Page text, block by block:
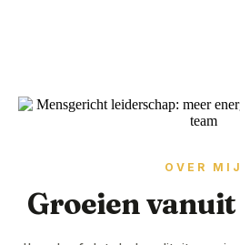
OVER MIJ
Groeien vanuit